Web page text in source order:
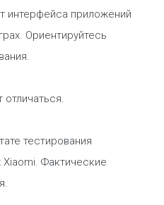
интерфейса приложений
Ориентируйтесь
тестирования
Xiaomi. Фактические